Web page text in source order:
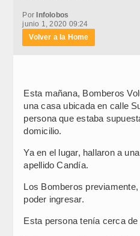
PorInfolobos
junio 1, 2020 09:24
Volver a la Home
Esta mañana, Bomberos
una casa ubicada en calle
persona que estaba
domicilio.
Ya en el lugar, hallaron a
apellido Candía.
Los Bomberos
poder ingresar.
Esta persona tenía cerca de